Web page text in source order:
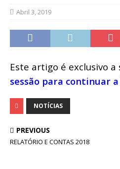
Abril 3, 2019
Este artigo é exclusivo a
sessão para continuar
NOTÍCIAS
PREVIOUS
RELATÓRIO E CONTAS 2018